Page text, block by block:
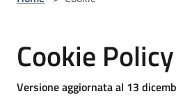
Cookie
Versione aggiornata al 13